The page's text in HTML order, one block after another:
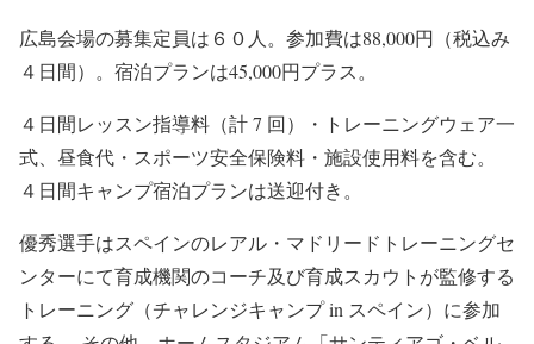
広島会場の募集定員は６０人。参加費は88,000円（税込み
４日間）。宿泊プランは45,000円プラス。
４日間レッスン指導料（計 7 回）・トレーニングウェア一
式、昼食代・スポーツ安全保険料・施設使用料を含む。
４日間キャンプ宿泊プランは送迎付き。
優秀選手はスペインのレアル・マドリードトレーニングセ
ンターにて育成機関のコーチ及び育成スカウトが監修する
トレーニング（チャレンジキャンプ in スペイン）に参加